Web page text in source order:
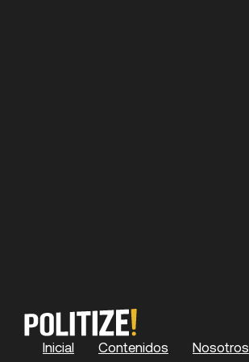
Inicial Contenidos Nosotros